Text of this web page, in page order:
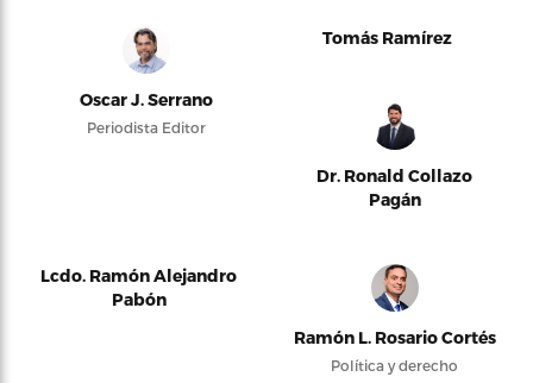
Oscar J. Serrano
Periodista Editor
Tomás Ramírez
Dr. Ronald Collazo
Pagán
Lcdo. Ramón Alejandro
Pabón
Ramón L. Rosario Cortés
Política y derecho